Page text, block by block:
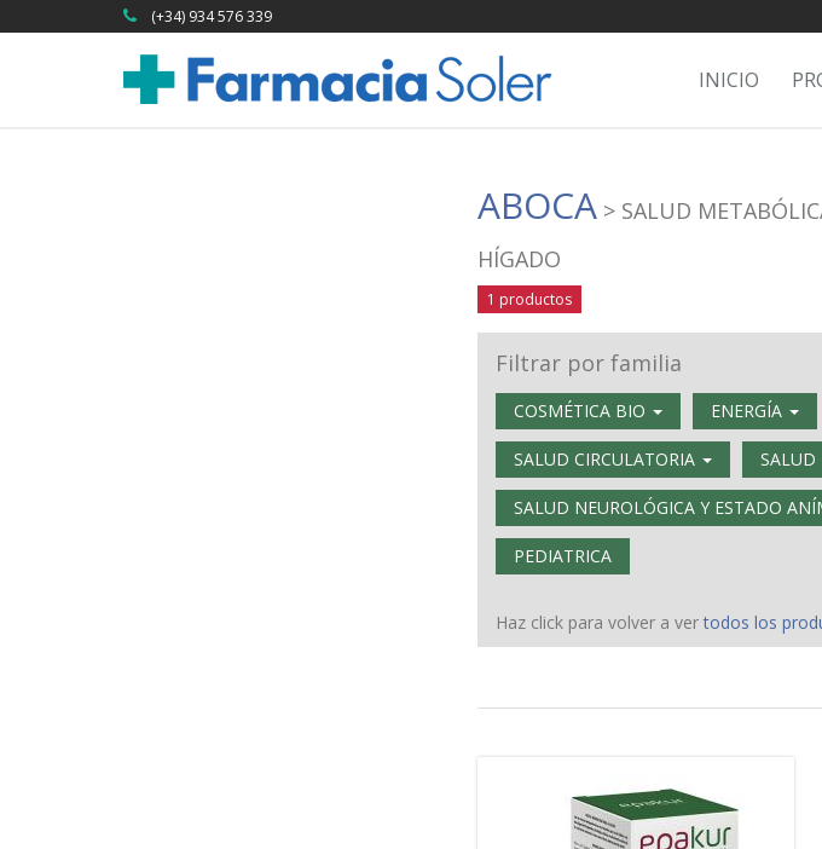
(+34) 934 576 339
INICIO
ABOCA> SALUD
HÍGADO
1 productos
Filtrar por familia
COSMÉTICA BIO ENERGÍA
SALUD CIRCULATORIA SALUD
SALUD NEUROLÓGICA Y ESTADO
PEDIATRICA
Haz click para volver a vertodos los